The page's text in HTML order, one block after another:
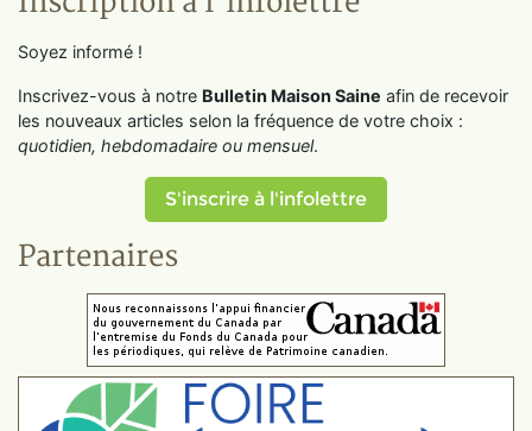
Soyez informé !
Inscrivez-vous à notre Bulletin Maison Saine afin de recevoir
les nouveaux articles selon la fréquence de votre choix :
quotidien, hebdomadaire ou mensuel.
S'inscrire à l'infolettre
Partenaires